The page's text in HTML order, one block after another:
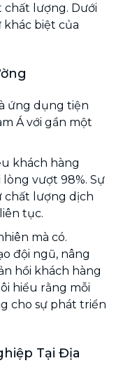
lượng. Dưới
biệt của
ứng dụng tiện
Á với gần một
khách hàng
vượt 98%. Sự
chất lượng dịch
tục.
mà có.
đội ngũ, nâng
hồi khách hàng
hiểu rằng mỗi
cho sự phát triển
Tại Địa